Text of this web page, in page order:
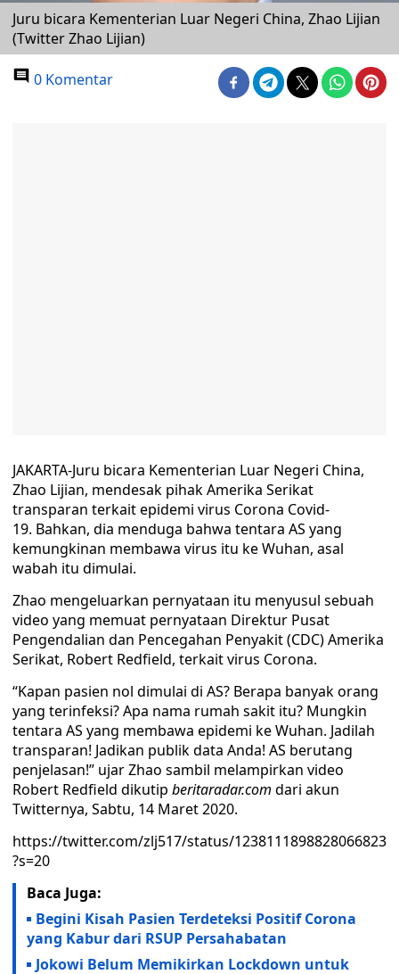
Juru bicara Kementerian Luar Negeri China, Zhao Lijian
(Twitter Zhao Lijian)
0 Komentar
JAKARTA-Juru bicara Kementerian Luar Negeri China,
Zhao Lijian, mendesak pihak Amerika Serikat
transparan terkait epidemi virus Corona Covid-
19. Bahkan, dia menduga bahwa tentara AS yang
kemungkinan membawa virus itu ke Wuhan, asal
wabah itu dimulai.
Zhao mengeluarkan pernyataan itu menyusul sebuah
video yang memuat pernyataan Direktur Pusat
Pengendalian dan Pencegahan Penyakit (CDC) Amerika
Serikat, Robert Redfield, terkait virus Corona.
“Kapan pasien nol dimulai di AS? Berapa banyak orang
yang terinfeksi? Apa nama rumah sakit itu? Mungkin
tentara AS yang membawa epidemi ke Wuhan. Jadilah
transparan! Jadikan publik data Anda! AS berutang
penjelasan!” ujar Zhao sambil melampirkan video
Robert Redfield dikutip beritaradar.com dari akun
Twitternya, Sabtu, 14 Maret 2020.
https://twitter.com/zlj517/status/1238111898828066823
?s=20
Baca Juga:
Begini Kisah Pasien Terdeteksi Positif Corona
yang Kabur dari RSUP Persahabatan
Jokowi Belum Memikirkan Lockdown untuk